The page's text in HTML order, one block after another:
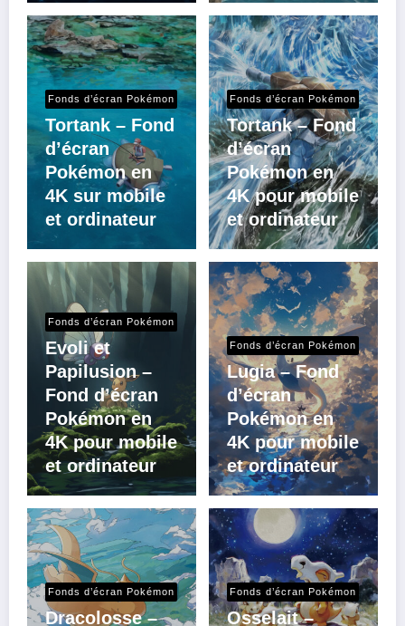
Fonds d’écran Pokémon
Tortank – Fond
d’écran
Pokémon en
4K sur mobile
et ordinateur
Fonds d’écran Pokémon
Tortank – Fond
d’écran
Pokémon en
4K pour mobile
et ordinateur
Fonds d’écran Pokémon
Evoli et
Papilusion –
Fond d’écran
Pokémon en
4K pour mobile
et ordinateur
Fonds d’écran Pokémon
Lugia – Fond
d’écran
Pokémon en
4K pour mobile
et ordinateur
Fonds d’écran Pokémon
Dracolosse –
Fonds d’écran Pokémon
Osselait –